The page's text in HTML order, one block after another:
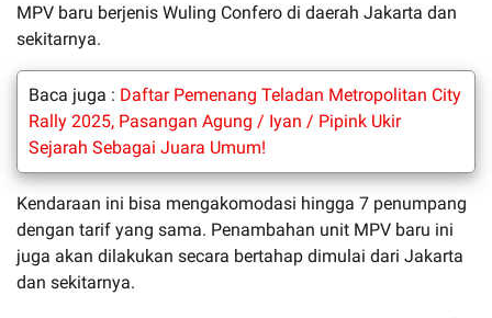
MPV baru berjenis Wuling Confero di daerah Jakarta dan
sekitarnya.
Baca juga : Daftar Pemenang Teladan Metropolitan City
Rally 2025, Pasangan Agung / Iyan / Pipink Ukir
Sejarah Sebagai Juara Umum!
Kendaraan ini bisa mengakomodasi hingga 7 penumpang
dengan tarif yang sama. Penambahan unit MPV baru ini
juga akan dilakukan secara bertahap dimulai dari Jakarta
dan sekitarnya.